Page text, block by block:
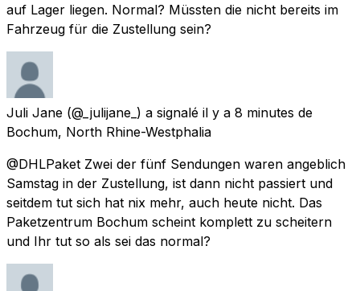
auf Lager liegen. Normal? Müssten die nicht bereits im
Fahrzeug für die Zustellung sein?
Juli Jane (@_julijane_) a signalé il y a 8 minutes de
Bochum, North Rhine-Westphalia
@DHLPaket Zwei der fünf Sendungen waren angeblich
Samstag in der Zustellung, ist dann nicht passiert und
seitdem tut sich hat nix mehr, auch heute nicht. Das
Paketzentrum Bochum scheint komplett zu scheitern
und Ihr tut so als sei das normal?